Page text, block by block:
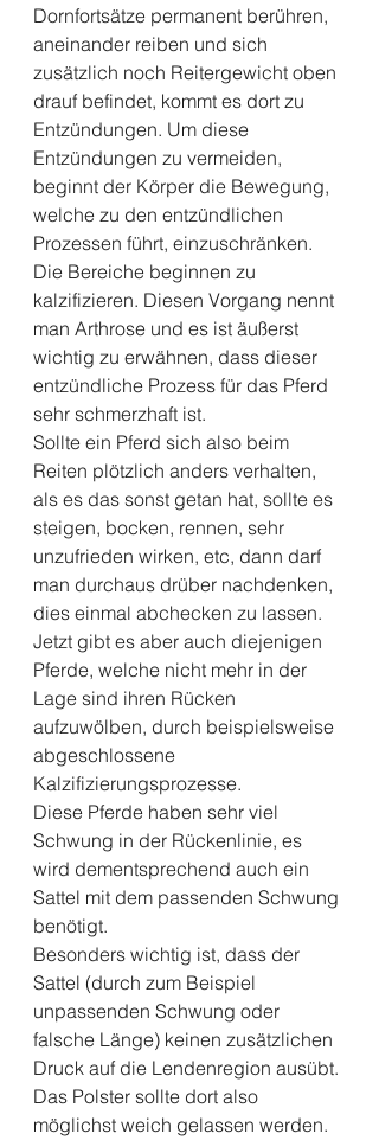
Dornfortsätze permanent berühren,
aneinander reiben und sich
zusätzlich noch Reitergewicht oben
drauf befindet, kommt es dort zu
Entzündungen. Um diese
Entzündungen zu vermeiden,
beginnt der Körper die Bewegung,
welche zu den entzündlichen
Prozessen führt, einzuschränken.
Die Bereiche beginnen zu
kalzifizieren. Diesen Vorgang nennt
man Arthrose und es ist äußerst
wichtig zu erwähnen, dass dieser
entzündliche Prozess für das Pferd
sehr schmerzhaft ist.
Sollte ein Pferd sich also beim
Reiten plötzlich anders verhalten,
als es das sonst getan hat, sollte es
steigen, bocken, rennen, sehr
unzufrieden wirken, etc, dann darf
man durchaus drüber nachdenken,
dies einmal abchecken zu lassen.
Jetzt gibt es aber auch diejenigen
Pferde, welche nicht mehr in der
Lage sind ihren Rücken
aufzuwölben, durch beispielsweise
abgeschlossene
Kalzifizierungsprozesse.
Diese Pferde haben sehr viel
Schwung in der Rückenlinie, es
wird dementsprechend auch ein
Sattel mit dem passenden Schwung
benötigt.
Besonders wichtig ist, dass der
Sattel (durch zum Beispiel
unpassenden Schwung oder
falsche Länge) keinen zusätzlichen
Druck auf die Lendenregion ausübt.
Das Polster sollte dort also
möglichst weich gelassen werden.